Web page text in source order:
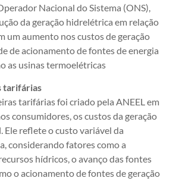
Nacional do Sistema (ONS),
da geração hidrelétrica em relação
um aumento nos custos de geração
de acionamento de fontes de energia
as usinas termoelétricas
tarifárias
tarifárias foi criado pela ANEEL em
consumidores, os custos da geração
Ele reflete o custo variável da
considerando fatores como a
hídricos, o avanço das fontes
o acionamento de fontes de geração